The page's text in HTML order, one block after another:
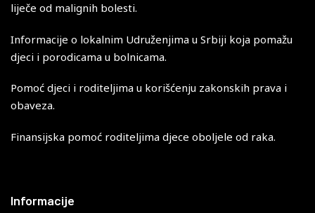
liječe od malignih bolesti.
Informacije o lokalnim Udruženjima u Srbiji koja pomažu
djeci i porodicama u bolnicama.
Pomoć djeci i roditeljima u korišćenju zakonskih prava i
obaveza.
Finansijska pomoć roditeljima djece oboljele od raka.
Informacije